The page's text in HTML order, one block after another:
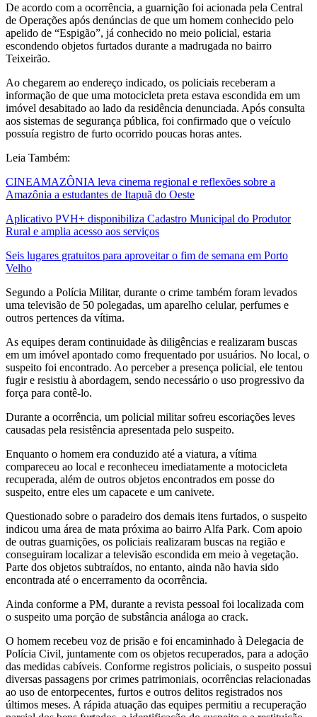
De acordo com a ocorrência, a guarnição foi acionada pela Central
de Operações após denúncias de que um homem conhecido pelo
apelido de “Espigão”, já conhecido no meio policial, estaria
escondendo objetos furtados durante a madrugada no bairro
Teixeirão.
Ao chegarem ao endereço indicado, os policiais receberam a
informação de que uma motocicleta preta estava escondida em um
imóvel desabitado ao lado da residência denunciada. Após consulta
aos sistemas de segurança pública, foi confirmado que o veículo
possuía registro de furto ocorrido poucas horas antes.
Leia Também:
CINEAMAZÔNIA leva cinema regional e reflexões sobre a
Amazônia a estudantes de Itapuã do Oeste
Aplicativo PVH+ disponibiliza Cadastro Municipal do Produtor
Rural e amplia acesso aos serviços
Seis lugares gratuitos para aproveitar o fim de semana em Porto
Velho
Segundo a Polícia Militar, durante o crime também foram levados
uma televisão de 50 polegadas, um aparelho celular, perfumes e
outros pertences da vítima.
As equipes deram continuidade às diligências e realizaram buscas
em um imóvel apontado como frequentado por usuários. No local, o
suspeito foi encontrado. Ao perceber a presença policial, ele tentou
fugir e resistiu à abordagem, sendo necessário o uso progressivo da
força para contê-lo.
Durante a ocorrência, um policial militar sofreu escoriações leves
causadas pela resistência apresentada pelo suspeito.
Enquanto o homem era conduzido até a viatura, a vítima
compareceu ao local e reconheceu imediatamente a motocicleta
recuperada, além de outros objetos encontrados em posse do
suspeito, entre eles um capacete e um canivete.
Questionado sobre o paradeiro dos demais itens furtados, o suspeito
indicou uma área de mata próxima ao bairro Alfa Park. Com apoio
de outras guarnições, os policiais realizaram buscas na região e
conseguiram localizar a televisão escondida em meio à vegetação.
Parte dos objetos subtraídos, no entanto, ainda não havia sido
encontrada até o encerramento da ocorrência.
Ainda conforme a PM, durante a revista pessoal foi localizada com
o suspeito uma porção de substância análoga ao crack.
O homem recebeu voz de prisão e foi encaminhado à Delegacia de
Polícia Civil, juntamente com os objetos recuperados, para a adoção
das medidas cabíveis. Conforme registros policiais, o suspeito possui
diversas passagens por crimes patrimoniais, ocorrências relacionadas
ao uso de entorpecentes, furtos e outros delitos registrados nos
últimos meses. A rápida atuação das equipes permitiu a recuperação